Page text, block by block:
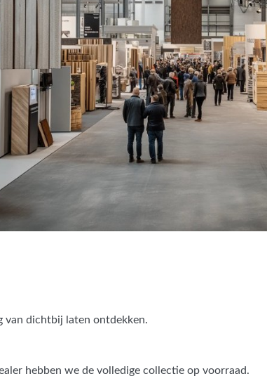
van dichtbij laten ontdekken.
hebben we de volledige collectie op voorraad.